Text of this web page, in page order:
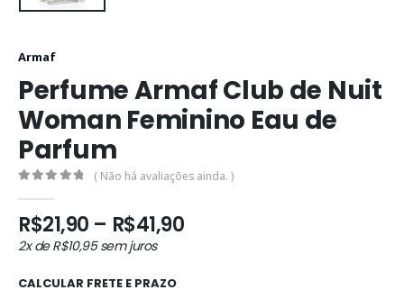
Armaf
Perfume Armaf Club de Nuit
Woman Feminino Eau de
Parfum
( Não há avaliações ainda. )
R$21,90 – R$41,90Faixa
2x deR$10,95sem juros
CALCULAR FRETE E PRAZO